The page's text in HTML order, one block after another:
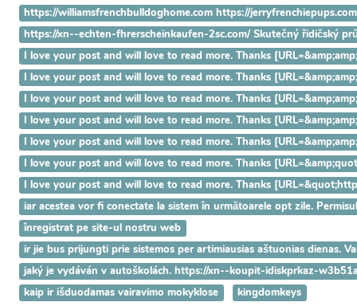
https://williamsfrenchbulldoghome.com https://
https://xn--echten-fhrerscheinkaufen-2sc.com/ Skutečný řidičský
I love your post and will love to read more. Thanks
I love your post and will love to read more. Thanks
I love your post and will love to read more. Thanks
I love your post and will love to read more. Thanks
I love your post and will love to read more. Thanks
I love your post and will love to read more. Thanks
I love your post and will love to read more. Thanks
iar acestea vor fi conectate la sistem în următoarele opt zile.
înregistrat pe site-ul nostru web
ir jie bus prijungti prie sistemos per artimiausias aštuonias dienas.
jaký je vydáván v autoškolách. https://xn--koupit-idiskprkaz-
kaip ir išduodamas vairavimo mokyklose
kingdomkeys